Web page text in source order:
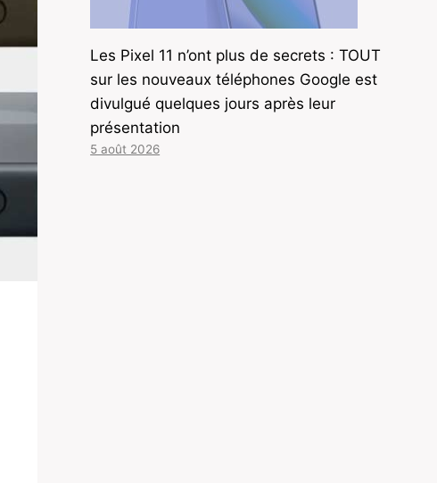
Les Pixel 11 n’ont plus de secrets : TOUT
sur les nouveaux téléphones Google est
divulgué quelques jours après leur
présentation
5 août 2026